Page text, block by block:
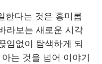
한다는 것은 흥미롭
라보는 새로운 시각
임없이 탐색하게 되
는 것을 넘어 이야기